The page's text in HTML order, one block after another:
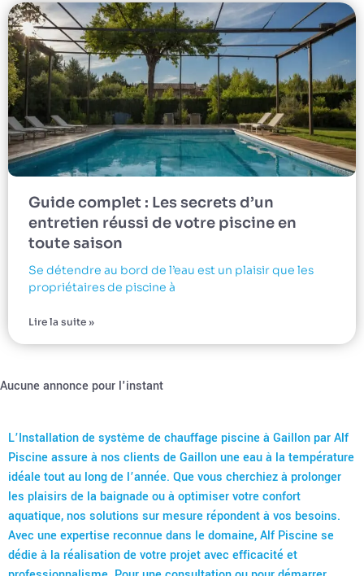
Guide complet : Les secrets d’un
entretien réussi de votre piscine en
toute saison
Se détendre au bord de l’eau est un plaisir que les
propriétaires de piscine à
Lire la suite »
Aucune annonce pour l'instant
L’Installation de système de chauffage piscine à Gaillon par Alf
Piscine assure à nos clients de Gaillon une eau à la température
idéale tout au long de l’année. Que vous cherchiez à prolonger
les plaisirs de la baignade ou à optimiser votre confort
aquatique, nos solutions sur mesure répondent à vos besoins.
Avec une expertise reconnue dans le domaine, Alf Piscine se
dédie à la réalisation de votre projet avec efficacité et